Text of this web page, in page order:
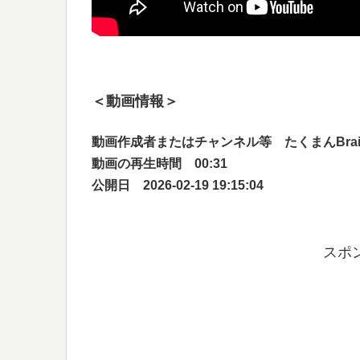
＜動画情報＞
動画作成者またはチャンネル等 たくまん
動画の再生時間 00:31
公開日 2026-02-19 19:15:04
スポ